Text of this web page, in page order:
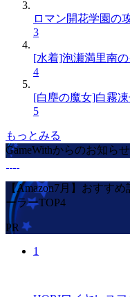
ロマン開花学園の
3
[水着]泡瀬満里南
4
[白塵の魔女]白霧
5
もっとみる
GameWithからのお知らせ
【Amazon7月】おすす
ーラーTOP4
PR
1